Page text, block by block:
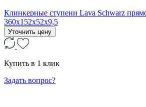
Клинкерные ступени Lava Schwarz
360x152x52x9,5
Уточнить цену
Купить в 1 клик
Задать вопрос?